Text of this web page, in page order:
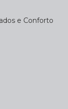
e Conforto